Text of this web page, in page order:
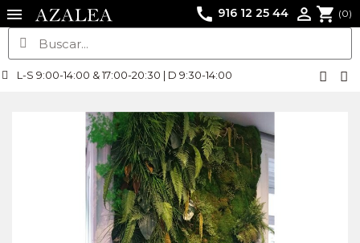
call 916 12 25 44  shopping_cart (0)
L-S 9:00-14:00 & 17:00-20:30 | D 9:30-14:00